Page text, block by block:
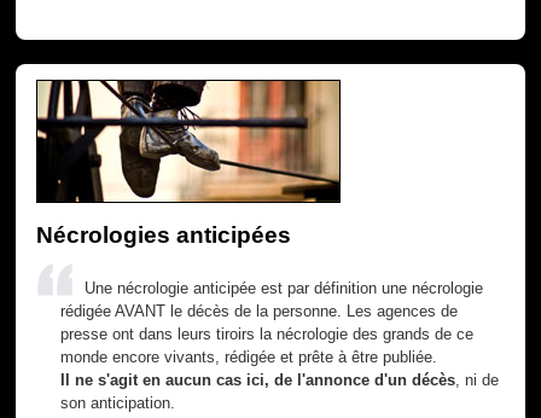
Nécrologies anticipées
Une nécrologie anticipée est par définition une nécrologie
rédigée AVANT le décès de la personne. Les agences de
presse ont dans leurs tiroirs la nécrologie des grands de ce
monde encore vivants, rédigée et prête à être publiée.
Il ne s'agit en aucun cas ici, de l'annonce d'un décès , ni de
son anticipation.